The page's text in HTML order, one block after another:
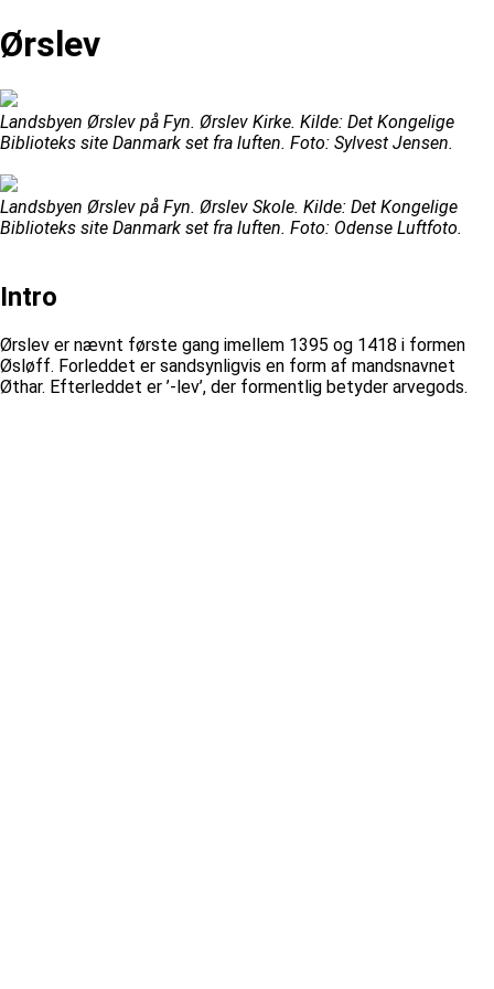
Ørslev
Landsbyen Ørslev på Fyn. Ørslev Kirke. Kilde: Det Kongelige
Biblioteks site Danmark set fra luften. Foto: Sylvest Jensen.
Landsbyen Ørslev på Fyn. Ørslev Skole. Kilde: Det Kongelige
Biblioteks site Danmark set fra luften. Foto: Odense Luftfoto.
Intro
Ørslev er nævnt første gang imellem 1395 og 1418 i formen
Øsløff. Forleddet er sandsynligvis en form af mandsnavnet
Øthar. Efterleddet er ’-lev’, der formentlig betyder arvegods.